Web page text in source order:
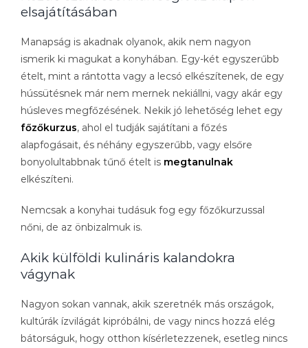
elsajátításában
Manapság is akadnak olyanok, akik nem nagyon
ismerik ki magukat a konyhában. Egy-két egyszerűbb
ételt, mint a rántotta vagy a lecsó elkészítenek, de egy
hússütésnek már nem mernek nekiállni, vagy akár egy
húsleves megfőzésének. Nekik jó lehetőség lehet egy
főzőkurzus, ahol el tudják sajátítani a főzés
alapfogásait, és néhány egyszerűbb, vagy elsőre
bonyolultabbnak tűnő ételt is megtanulnak
elkészíteni.
Nemcsak a konyhai tudásuk fog egy főzőkurzussal
nőni, de az önbizalmuk is.
Akik külföldi kulináris kalandokra
vágynak
Nagyon sokan vannak, akik szeretnék más országok,
kultúrák ízvilágát kipróbálni, de vagy nincs hozzá elég
bátorságuk, hogy otthon kísérletezzenek, esetleg nincs